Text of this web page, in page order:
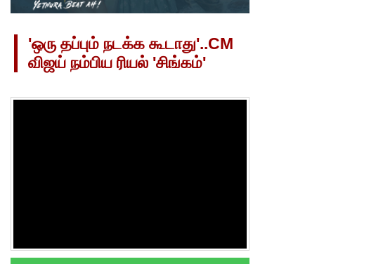
'ஒரு தப்பும் நடக்க கூடாது'..CM
விஜய் நம்பிய ரியல் 'சிங்கம்'